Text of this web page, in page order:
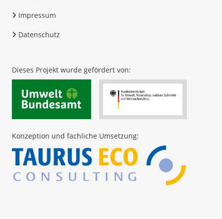
Impressum
Datenschutz
Dieses Projekt wurde gefördert von:
Konzeption und fachliche Umsetzung: